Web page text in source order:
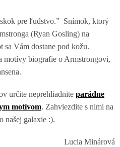
pre ľudstvo.” Snímok, ktorý
(Ryan Gosling) na
sa Vám dostane pod kožu.
motívy biografie o Armstrongovi,
určite neprehliadnite parádne
motívom. Zahviezdite s nimi na
našej galaxie :).
Lucia Minárová